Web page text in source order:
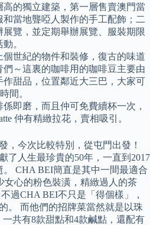
的獨立建築，第一層售賣澳門當
當地聾啞人製作的手工配飾；二
展覽，並定期舉辦展覽、服裝期限
。
世紀的物件和裝修，復古的味道
～這裏的咖啡用的咖啡豆主要由
作甜品，位置鄰近大三巴，大家可
間。
即磨，而且仲可免費續杯一次，
仲有精緻拉花，賣相吸引。
，今次比較特別，從屯門出發！
了人生最珍貴的50年，一直到2017
CHA BEI簡直是其中一間最適合
女心的粉色裝潢，精緻過人的茶
過CHA BEI不只是「得個樣」，
。 而他們的招牌菜當然就是以珠
一共有8款甜點和4款鹹點，還配有